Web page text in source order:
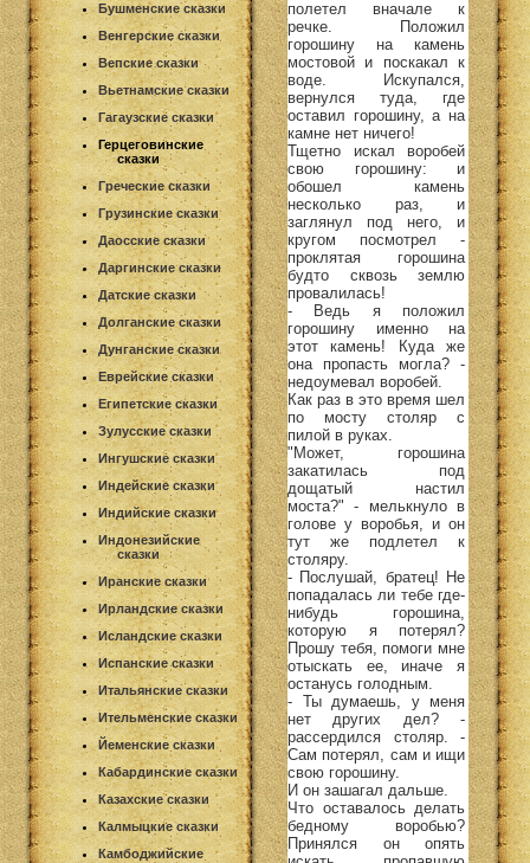
Бушменские сказки
Венгерские сказки
Вепские сказки
Вьетнамские сказки
Гагаузские сказки
Герцеговинские
сказки
Греческие сказки
Грузинские сказки
Даосские сказки
Даргинские сказки
Датские сказки
Долганские сказки
Дунганские сказки
Еврейские сказки
Египетские сказки
Зулусские сказки
Ингушские сказки
Индейские сказки
Индийские сказки
Индонезийские
сказки
Иранские сказки
Ирландские сказки
Исландские сказки
Испанские сказки
Итальянские сказки
Ительменские сказки
Йеменские сказки
Кабардинские сказки
Казахские сказки
Калмыцкие сказки
Камбоджийские
полетел вначале к
речке. Положил
горошину на камень
мостовой и поскакал к
воде. Искупался,
вернулся туда, где
оставил горошину, а на
камне нет ничего!
Тщетно искал воробей
свою горошину: и
обошел камень
несколько раз, и
заглянул под него, и
кругом посмотрел -
проклятая горошина
будто сквозь землю
провалилась!
- Ведь я положил
горошину именно на
этот камень! Куда же
она пропасть могла? -
недоумевал воробей.
Как раз в это время шел
по мосту столяр с
пилой в руках.
"Может, горошина
закатилась под
дощатый настил
моста?" - мелькнуло в
голове у воробья, и он
тут же подлетел к
столяру.
- Послушай, братец! Не
попадалась ли тебе где-
нибудь горошина,
которую я потерял?
Прошу тебя, помоги мне
отыскать ее, иначе я
останусь голодным.
- Ты думаешь, у меня
нет других дел? -
рассердился столяр. -
Сам потерял, сам и ищи
свою горошину.
И он зашагал дальше.
Что оставалось делать
бедному воробью?
Принялся он опять